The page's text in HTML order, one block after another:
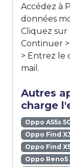
Accédez à
données
Cliquez sur
Continuer >
> Entrez le
mail.
Autres
charge
Oppo A55s
Oppo Find
Oppo Find
Oppo Reno5